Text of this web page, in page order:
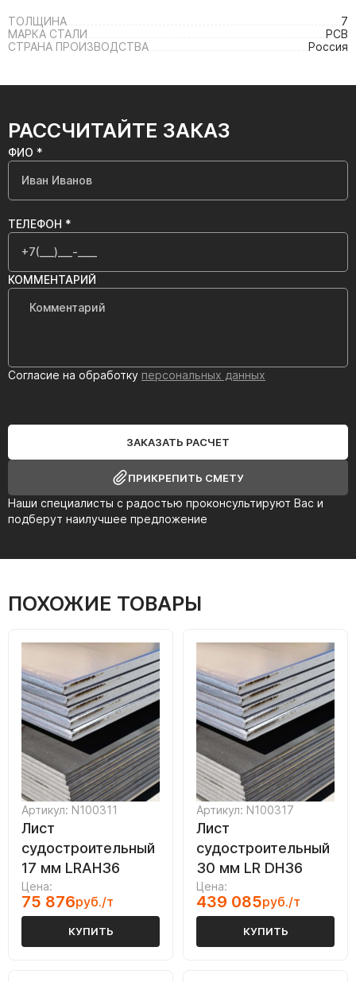
ТОЛЩИНА
7
МАРКА СТАЛИ
РСВ
СТРАНА ПРОИЗВОДСТВА
Россия
РАССЧИТАЙТЕ ЗАКАЗ
Наши специалисты с радостью проконсультируют Вас и
подберут наилучшее предложение
ФИО *
ТЕЛЕФОН *
КОММЕНТАРИЙ
Согласие на обработку персональных данных
ЗАКАЗАТЬ РАСЧЕТ
ПРИКРЕПИТЬ СМЕТУ
ПОХОЖИЕ ТОВАРЫ
Артикул: N100311
Лист
судостроительный
17 мм LRAH36
Цена:
75 876руб./т
КУПИТЬ
Артикул: N100317
Лист
судостроительный
30 мм LR DH36
Цена:
439 085руб./т
КУПИТЬ